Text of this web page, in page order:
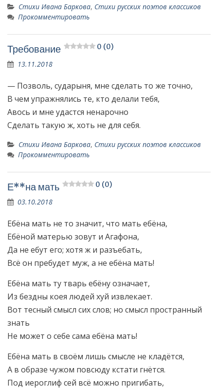
Стихи Ивана Баркова, Стихи русских поэтов классиков
Прокомментировать
Требование 0 (0)
13.11.2018
— Позволь, сударыня, мне сделать то же точно,
В чем упражнялись те, кто делали тебя,
Авось и мне удастся ненарочно
Сделать такую ж, хоть не для себя.
Стихи Ивана Баркова, Стихи русских поэтов классиков
Прокомментировать
Е**на мать 0 (0)
03.10.2018
Ебёна мать не то значит, что мать ебёна,
Ебёной матерью зовут и Агафона,
Да не ебут его; хотя ж и разъебать,
Всё он пребудет муж, а не ебёна мать!
Ебёна мать ту тварь ебёну означает,
Из бездны коея людей хуй извлекает.
Вот тесный смысл сих слов; но смысл пространный
знать
Не может о себе сама ебёна мать!
Ебёна мать в своём лишь смысле не кладётся,
А в образе чужом повсюду кстати гнётся.
Под иероглиф сей всё можно пригибать,